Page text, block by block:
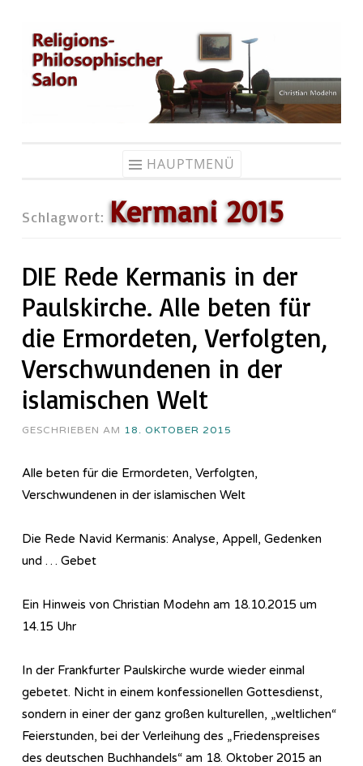
Zum
Inhalt
springen
HAUPTMENÜ
Schlagwort: Kermani 2015
DIE Rede Kermanis in der
Paulskirche. Alle beten für
die Ermordeten, Verfolgten,
Verschwundenen in der
islamischen Welt
GESCHRIEBEN AM 18. OKTOBER 2015
Alle beten für die Ermordeten, Verfolgten,
Verschwundenen in der islamischen Welt
Die Rede Navid Kermanis: Analyse, Appell, Gedenken
und … Gebet
Ein Hinweis von Christian Modehn am 18.10.2015 um
14.15 Uhr
In der Frankfurter Paulskirche wurde wieder einmal
gebetet. Nicht in einem konfessionellen Gottesdienst,
sondern in einer der ganz großen kulturellen, „weltlichen“
Feierstunden, bei der Verleihung des „Friedenspreises
des deutschen Buchhandels“ am 18. Oktober 2015 an